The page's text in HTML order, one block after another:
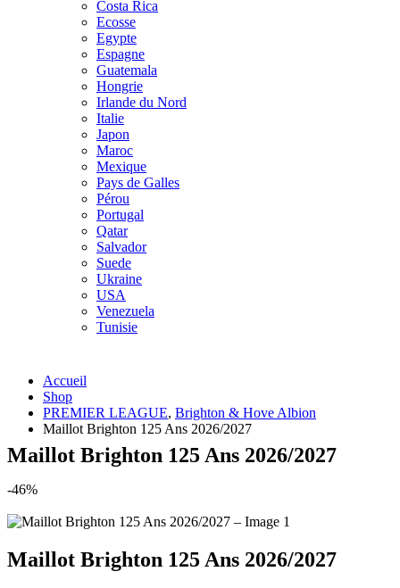
Costa Rica
Ecosse
Egypte
Espagne
Guatemala
Hongrie
Irlande du Nord
Italie
Japon
Maroc
Mexique
Pays de Galles
Pérou
Portugal
Qatar
Salvador
Suede
Ukraine
USA
Venezuela
Tunisie
Accueil
Shop
PREMIER LEAGUE, Brighton & Hove Albion
Maillot Brighton 125 Ans 2026/2027
Maillot Brighton 125 Ans 2026/2027
-46%
Maillot Brighton 125 Ans 2026/2027